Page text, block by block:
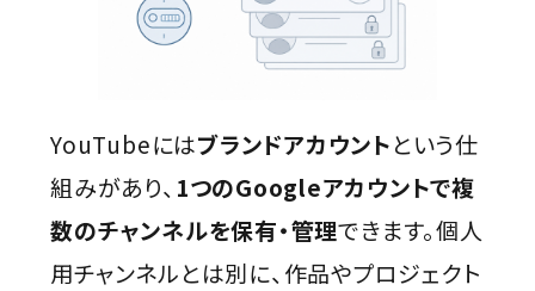
YouTubeにはブランドアカウントという仕
組みがあり、 1つのGoogleアカウントで複
数のチャンネルを保有・管理できます。個人
用チャンネルとは別に、作品やプロジェクト